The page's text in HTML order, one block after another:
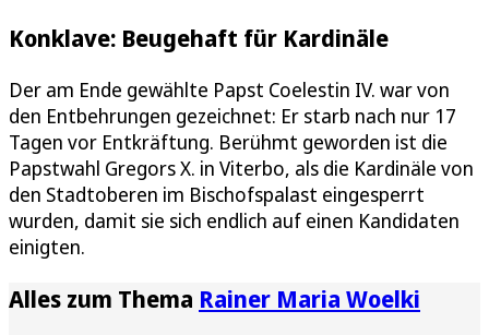
Konklave: Beugehaft für Kardinäle
Der am Ende gewählte Papst Coelestin IV. war von
den Entbehrungen gezeichnet: Er starb nach nur 17
Tagen vor Entkräftung. Berühmt geworden ist die
Papstwahl Gregors X. in Viterbo, als die Kardinäle von
den Stadtoberen im Bischofspalast eingesperrt
wurden, damit sie sich endlich auf einen Kandidaten
einigten.
Alles zum Thema Rainer Maria Woelki